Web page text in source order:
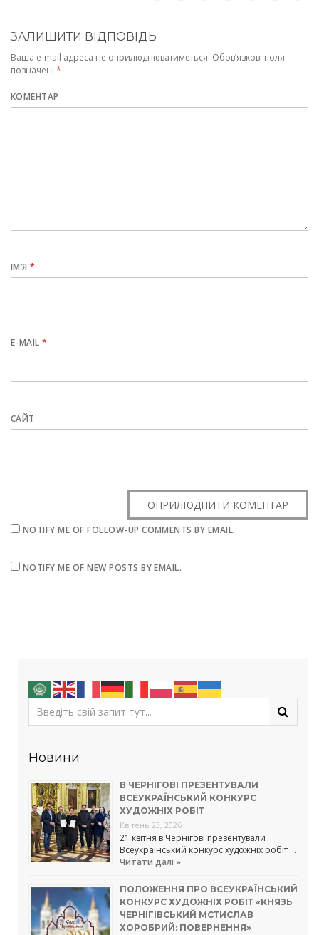
ЗАЛИШИТИ ВІДПОВІДЬ
Ваша e-mail адреса не оприлюднюватиметься. Обов’язкові поля
позначені *
КОМЕНТАР
ІМ’Я*
E-MAIL*
САЙТ
NOTIFY ME OF FOLLOW-UP COMMENTS BY EMAIL.
NOTIFY ME OF NEW POSTS BY EMAIL.
Новини
В ЧЕРНІГОВІ ПРЕЗЕНТУВАЛИ
ВСЕУКРАЇНСЬКИЙ КОНКУРС
ХУДОЖНІХ РОБІТ
Квітень 23, 2026
21 квітня в Чернігові презентували
Всеукраїнський конкурс художніх робіт …
Читати далі »
ПОЛОЖЕННЯ ПРО ВСЕУКРАЇНСЬКИЙ
КОНКУРС ХУДОЖНІХ РОБІТ «КНЯЗЬ
ЧЕРНІГІВСЬКИЙ МСТИСЛАВ
ХОРОБРИЙ: ПОВЕРНЕННЯ»